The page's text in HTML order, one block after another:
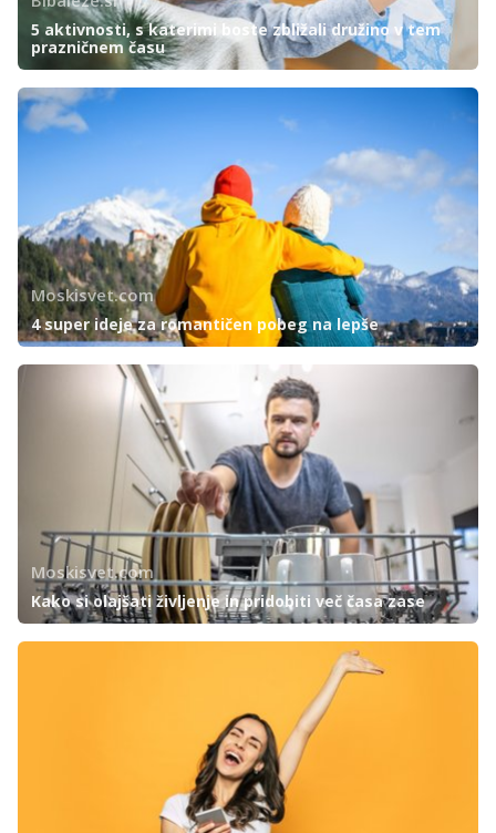
5 aktivnosti, s katerimi boste zbližali družino v tem
prazničnem času
Moskisvet.com
4 super ideje za romantičen pobeg na lepše
Moskisvet.com
Kako si olajšati življenje in pridobiti več časa zase